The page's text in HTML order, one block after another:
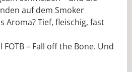
auf dem Smoker
Tief, fleischig, fast
– Fall off the Bone. Und